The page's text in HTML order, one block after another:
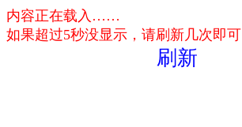
内容正在载入……
如果超过5秒没显示，请刷新几次即可
刷新